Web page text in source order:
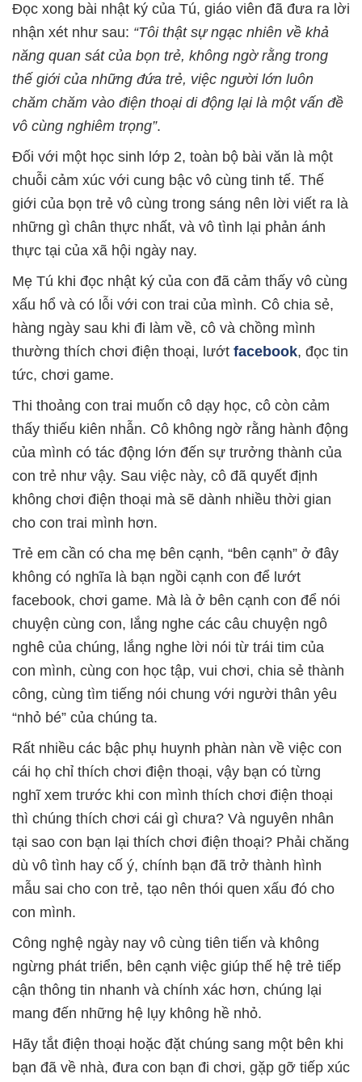
Đọc xong bài nhật ký của Tú, giáo viên đã đưa ra lời
nhận xét như sau: “Tôi thật sự ngạc nhiên về khả
năng quan sát của bọn trẻ, không ngờ rằng trong
thế giới của những đứa trẻ, việc người lớn luôn
chăm chăm vào điện thoại di động lại là một vấn đề
vô cùng nghiêm trọng”.
Đối với một học sinh lớp 2, toàn bộ bài văn là một
chuỗi cảm xúc với cung bậc vô cùng tinh tế. Thế
giới của bọn trẻ vô cùng trong sáng nên lời viết ra là
những gì chân thực nhất, và vô tình lại phản ánh
thực tại của xã hội ngày nay.
Mẹ Tú khi đọc nhật ký của con đã cảm thấy vô cùng
xấu hổ và có lỗi với con trai của mình. Cô chia sẻ,
hàng ngày sau khi đi làm về, cô và chồng mình
thường thích chơi điện thoại, lướt facebook, đọc tin
tức, chơi game.
Thi thoảng con trai muốn cô dạy học, cô còn cảm
thấy thiếu kiên nhẫn. Cô không ngờ rằng hành động
của mình có tác động lớn đến sự trưởng thành của
con trẻ như vậy. Sau việc này, cô đã quyết định
không chơi điện thoại mà sẽ dành nhiều thời gian
cho con trai mình hơn.
Trẻ em cần có cha mẹ bên cạnh, “bên cạnh” ở đây
không có nghĩa là bạn ngồi cạnh con để lướt
facebook, chơi game. Mà là ở bên cạnh con để nói
chuyện cùng con, lắng nghe các câu chuyện ngô
nghê của chúng, lắng nghe lời nói từ trái tim của
con mình, cùng con học tập, vui chơi, chia sẻ thành
công, cùng tìm tiếng nói chung với người thân yêu
“nhỏ bé” của chúng ta.
Rất nhiều các bậc phụ huynh phàn nàn về việc con
cái họ chỉ thích chơi điện thoại, vậy bạn có từng
nghĩ xem trước khi con mình thích chơi điện thoại
thì chúng thích chơi cái gì chưa? Và nguyên nhân
tại sao con bạn lại thích chơi điện thoại? Phải chăng
dù vô tình hay cố ý, chính bạn đã trở thành hình
mẫu sai cho con trẻ, tạo nên thói quen xấu đó cho
con mình.
Công nghệ ngày nay vô cùng tiên tiến và không
ngừng phát triển, bên cạnh việc giúp thế hệ trẻ tiếp
cận thông tin nhanh và chính xác hơn, chúng lại
mang đến những hệ lụy không hề nhỏ.
Hãy tắt điện thoại hoặc đặt chúng sang một bên khi
bạn đã về nhà, đưa con bạn đi chơi, gặp gỡ tiếp xúc